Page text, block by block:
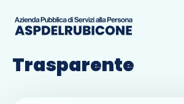
Amministrazione
Trasparente